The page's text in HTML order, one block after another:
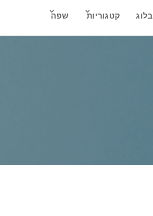
בלוג קטגוריות שפה